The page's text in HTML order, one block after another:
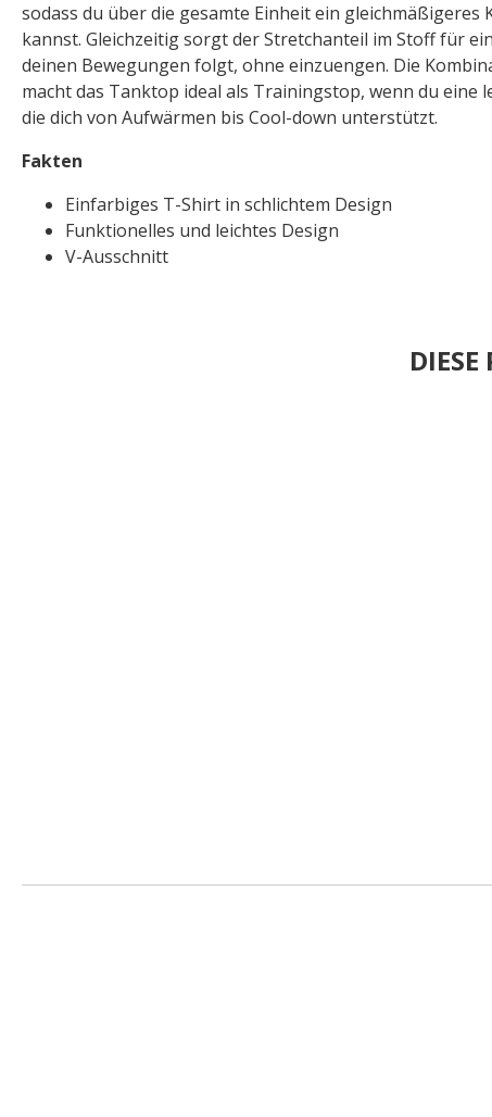
sodass du über die gesamte Einheit ein gleichmäßigeres
kannst. Gleichzeitig sorgt der Stretchanteil im Stoff für
deinen Bewegungen folgt, ohne einzuengen. Die
macht das Tanktop ideal als Trainingstop, wenn du eine
die dich von Aufwärmen bis Cool-down unterstützt.
Fakten
Einfarbiges T-Shirt in schlichtem Design
Funktionelles und leichtes Design
V-Ausschnitt